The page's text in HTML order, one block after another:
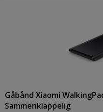
Gåbånd Xiaomi
Sammenklappelig